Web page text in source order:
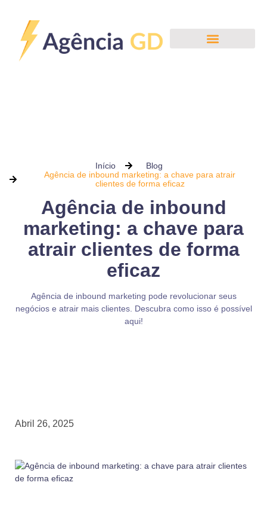
Início
Blog
Agência de inbound marketing: a chave para atrair
clientes de forma eficaz
Agência de inbound
marketing: a chave para
atrair clientes de forma
eficaz
Agência de inbound marketing pode revolucionar seus
negócios e atrair mais clientes. Descubra como isso é possível
aqui!
Abril 26, 2025